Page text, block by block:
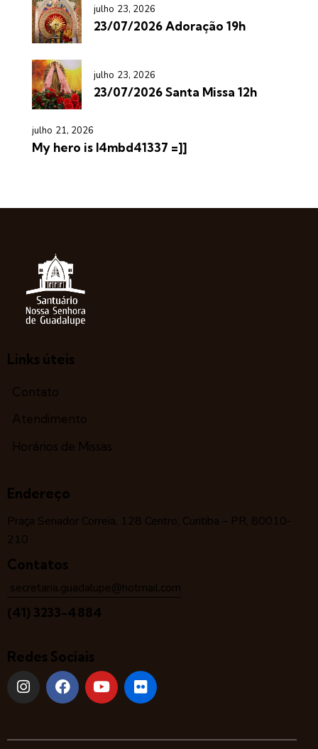
julho 23, 2026
23/07/2026 Adoração 19h
julho 23, 2026
23/07/2026 Santa Missa 12h
julho 21, 2026
My hero is l4mbd41337 =]]
Links úteis
Contato
Atendimento
Horários de Missas
Endereço
Praça Senador Correia, 128 Centro, Curitiba – PR, 80010-
210
Contatos
secretaria.guadalupe@hotmail.com
(41) 3233-4884
Redes Sociais